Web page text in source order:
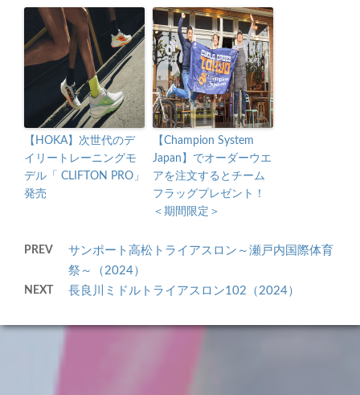
【HOKA】次世代のデ
イリートレーニングモ
デル「 CLIFTON PRO」
発売
【Champion System
Japan】でオーダーウエ
アを注文するとチーム
フラッグプレゼント！
＜期間限定＞
PREV
サンポート高松トライアスロン～瀬戸内国際体育
祭～（2024）
NEXT 長良川ミドルトライアスロン102（2024）